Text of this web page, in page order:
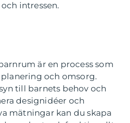
intressen.
är en process som
och omsorg.
till barnets behov och
designidéer och
mätningar kan du skapa